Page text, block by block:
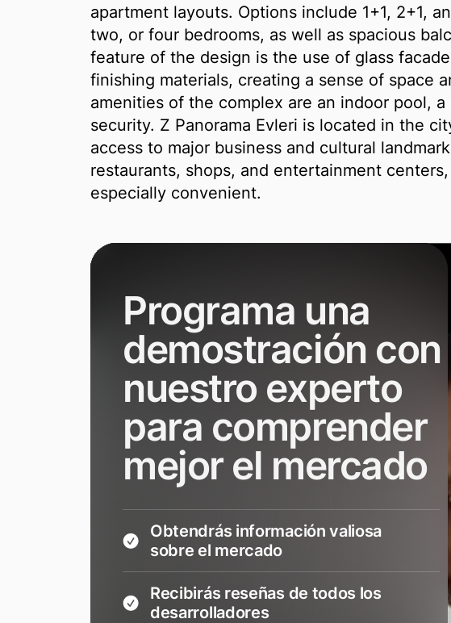
apartment layouts. Options include 1+1, 2+1,
two, or four bedrooms, as well as spacious
feature of the design is the use of glass
finishing materials, creating a sense of space
amenities of the complex are an indoor pool,
security. Z Panorama Evleri is located in the
access to major business and cultural
restaurants, shops, and entertainment
especially convenient.
Programa una
demostración con
nuestro experto
para comprender
mejor el mercado
Obtendrás información valiosa
sobre el mercado
Recibirás reseñas de todos los
desarrolladores